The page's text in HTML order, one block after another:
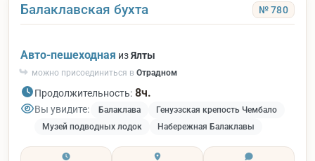
Балаклавская бухта № 780
Авто-пешеходная изЯлты
можно присоединиться в Отрадном
Продолжительность: 8ч.
Вы увидите: Балаклава
Генуэзская крепость Чембало
Музей подводных лодок
Набережная Балаклавы